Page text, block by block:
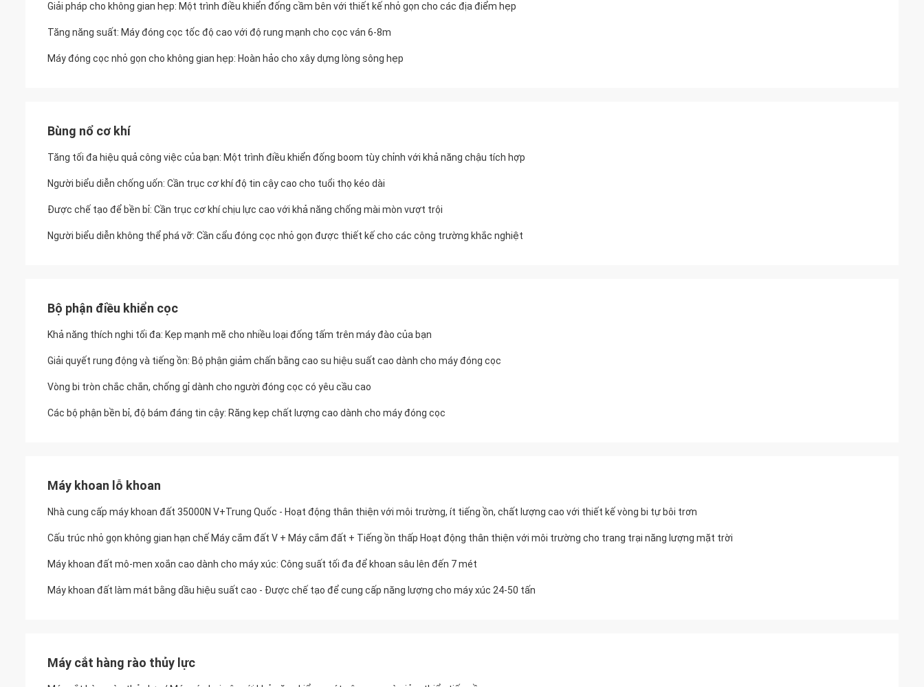
Giải pháp cho không gian hẹp: Một trình điều khiển đống cầm bên với thiết kế nhỏ gọn cho các địa điểm hẹp
Tăng năng suất: Máy đóng cọc tốc độ cao với độ rung mạnh cho cọc ván 6-8m
Máy đóng cọc nhỏ gọn cho không gian hẹp: Hoàn hảo cho xây dựng lòng sông hẹp
Bùng nổ cơ khí
Tăng tối đa hiệu quả công việc của bạn: Một trình điều khiển đống boom tùy chỉnh với khả năng chậu tích hợp
Người biểu diễn chống uốn: Cần trục cơ khí độ tin cậy cao cho tuổi thọ kéo dài
Được chế tạo để bền bỉ: Cần trục cơ khí chịu lực cao với khả năng chống mài mòn vượt trội
Người biểu diễn không thể phá vỡ: Cần cẩu đóng cọc nhỏ gọn được thiết kế cho các công trường khắc nghiệt
Bộ phận điều khiển cọc
Khả năng thích nghi tối đa: Kẹp mạnh mẽ cho nhiều loại đống tấm trên máy đào của bạn
Giải quyết rung động và tiếng ồn: Bộ phận giảm chấn bằng cao su hiệu suất cao dành cho máy đóng cọc
Vòng bi tròn chắc chắn, chống gỉ dành cho người đóng cọc có yêu cầu cao
Các bộ phận bền bỉ, độ bám đáng tin cậy: Răng kẹp chất lượng cao dành cho máy đóng cọc
Máy khoan lỗ khoan
Nhà cung cấp máy khoan đất 35000N V+Trung Quốc - Hoạt động thân thiện với môi trường, ít tiếng ồn, chất lượng cao với thiết kế vòng bi tự bôi trơn
Cấu trúc nhỏ gọn không gian hạn chế Máy cắm đất V + Máy cắm đất + Tiếng ồn thấp Hoạt động thân thiện với môi trường cho trang trại năng lượng mặt trời
Máy khoan đất mô-men xoắn cao dành cho máy xúc: Công suất tối đa để khoan sâu lên đến 7 mét
Máy khoan đất làm mát bằng dầu hiệu suất cao - Được chế tạo để cung cấp năng lượng cho máy xúc 24-50 tấn
Máy cắt hàng rào thủy lực